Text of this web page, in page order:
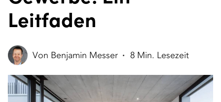
Leitfaden
Von Benjamin Messer 8 Min. Lesezeit